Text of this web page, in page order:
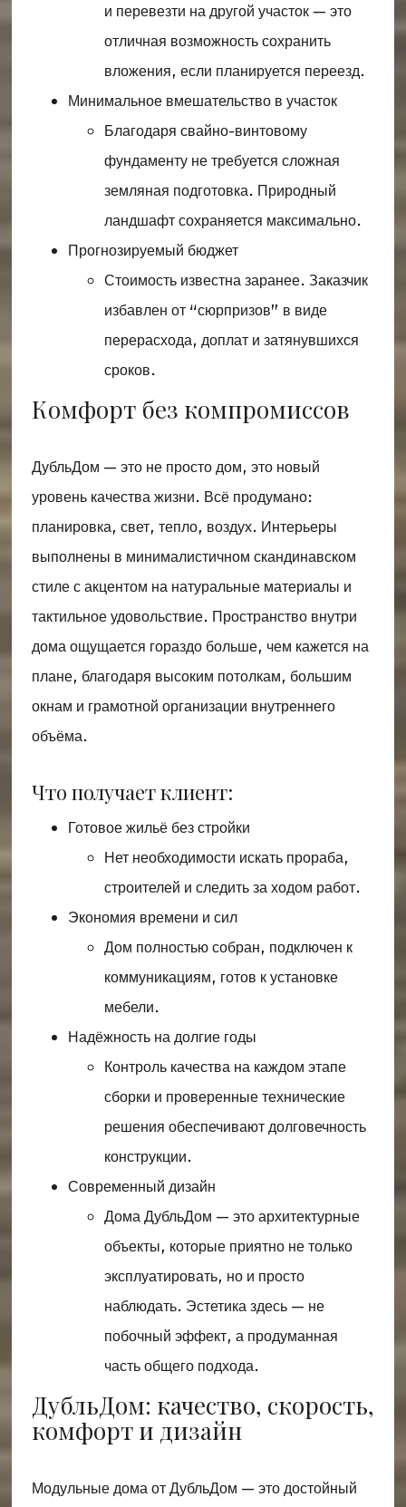
и перевезти на другой участок — это
отличная возможность сохранить
вложения, если планируется переезд.
Минимальное вмешательство в участок
Благодаря свайно-винтовому
фундаменту не требуется сложная
земляная подготовка. Природный
ландшафт сохраняется максимально.
Прогнозируемый бюджет
Стоимость известна заранее. Заказчик
избавлен от “сюрпризов” в виде
перерасхода, доплат и затянувшихся
сроков.
Комфорт без компромиссов
ДубльДом — это не просто дом, это новый
уровень качества жизни. Всё продумано:
планировка, свет, тепло, воздух. Интерьеры
выполнены в минималистичном скандинавском
стиле с акцентом на натуральные материалы и
тактильное удовольствие. Пространство внутри
дома ощущается гораздо больше, чем кажется на
плане, благодаря высоким потолкам, большим
окнам и грамотной организации внутреннего
объёма.
Что получает клиент:
Готовое жильё без стройки
Нет необходимости искать прораба,
строителей и следить за ходом работ.
Экономия времени и сил
Дом полностью собран, подключен к
коммуникациям, готов к установке
мебели.
Надёжность на долгие годы
Контроль качества на каждом этапе
сборки и проверенные технические
решения обеспечивают долговечность
конструкции.
Современный дизайн
Дома ДубльДом — это архитектурные
объекты, которые приятно не только
эксплуатировать, но и просто
наблюдать. Эстетика здесь — не
побочный эффект, а продуманная
часть общего подхода.
ДубльДом: качество, скорость,
комфорт и дизайн
Модульные дома от ДубльДом — это достойный